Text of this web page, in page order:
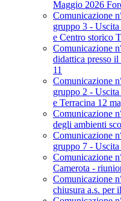
Maggio 2026
Comunicazione
gruppo 3 -
e Centro storico
Comunicazione
didattica presso
11
Comunicazione
gruppo 2 -
e Terracina 12
Comunicazione
degli ambienti
Comunicazione
gruppo 7 -
Comunicazione
Camerota -
Comunicazione
chiusura a.s. per